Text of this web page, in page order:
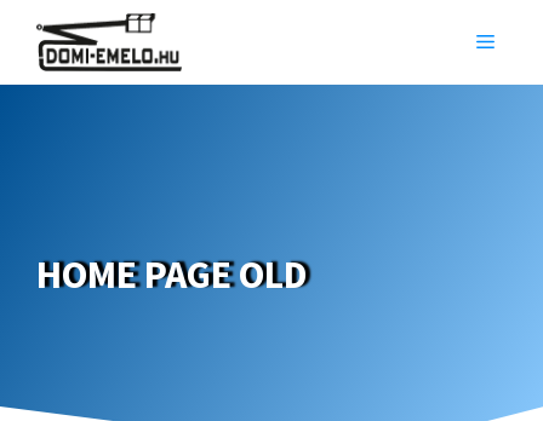
Kilépés
tartalomba
HOME PAGE OLD